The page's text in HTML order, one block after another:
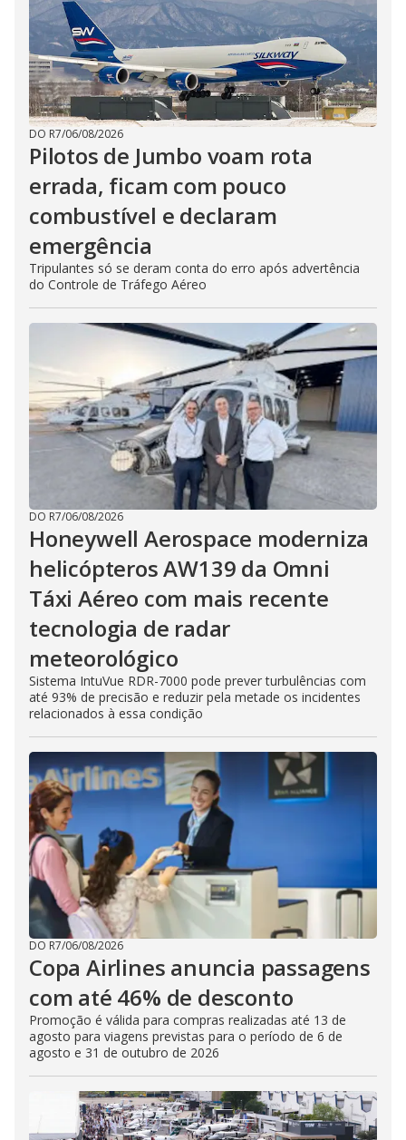
DO R7/06/08/2026
Pilotos de Jumbo voam rota
errada, ficam com pouco
combustível e declaram
emergência
Tripulantes só se deram conta do erro após advertência
do Controle de Tráfego Aéreo
DO R7/06/08/2026
Honeywell Aerospace moderniza
helicópteros AW139 da Omni
Táxi Aéreo com mais recente
tecnologia de radar
meteorológico
Sistema IntuVue RDR-7000 pode prever turbulências com
até 93% de precisão e reduzir pela metade os incidentes
relacionados à essa condição
DO R7/06/08/2026
Copa Airlines anuncia passagens
com até 46% de desconto
Promoção é válida para compras realizadas até 13 de
agosto para viagens previstas para o período de 6 de
agosto e 31 de outubro de 2026